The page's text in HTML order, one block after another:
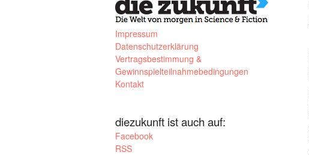
Impressum
Datenschutzerklärung
Vertragsbestimmung &
Gewinnspielteilnahmebedingungen
Kontakt
diezukunft ist auch auf:
Facebook
RSS